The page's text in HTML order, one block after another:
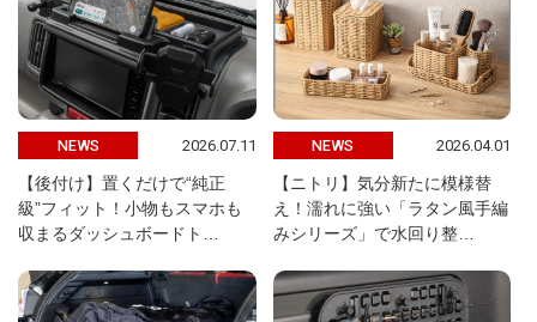
NEWS 2026.07.11
【後付け】置くだけで“純正
級”フィット！小物もスマホも
収まるダッシュボードト…
NEWS 2026.04.01
【ニトリ】気分新たに模様替
え！濡れに強い「ラタン風手編
みシリーズ」で水回り整…